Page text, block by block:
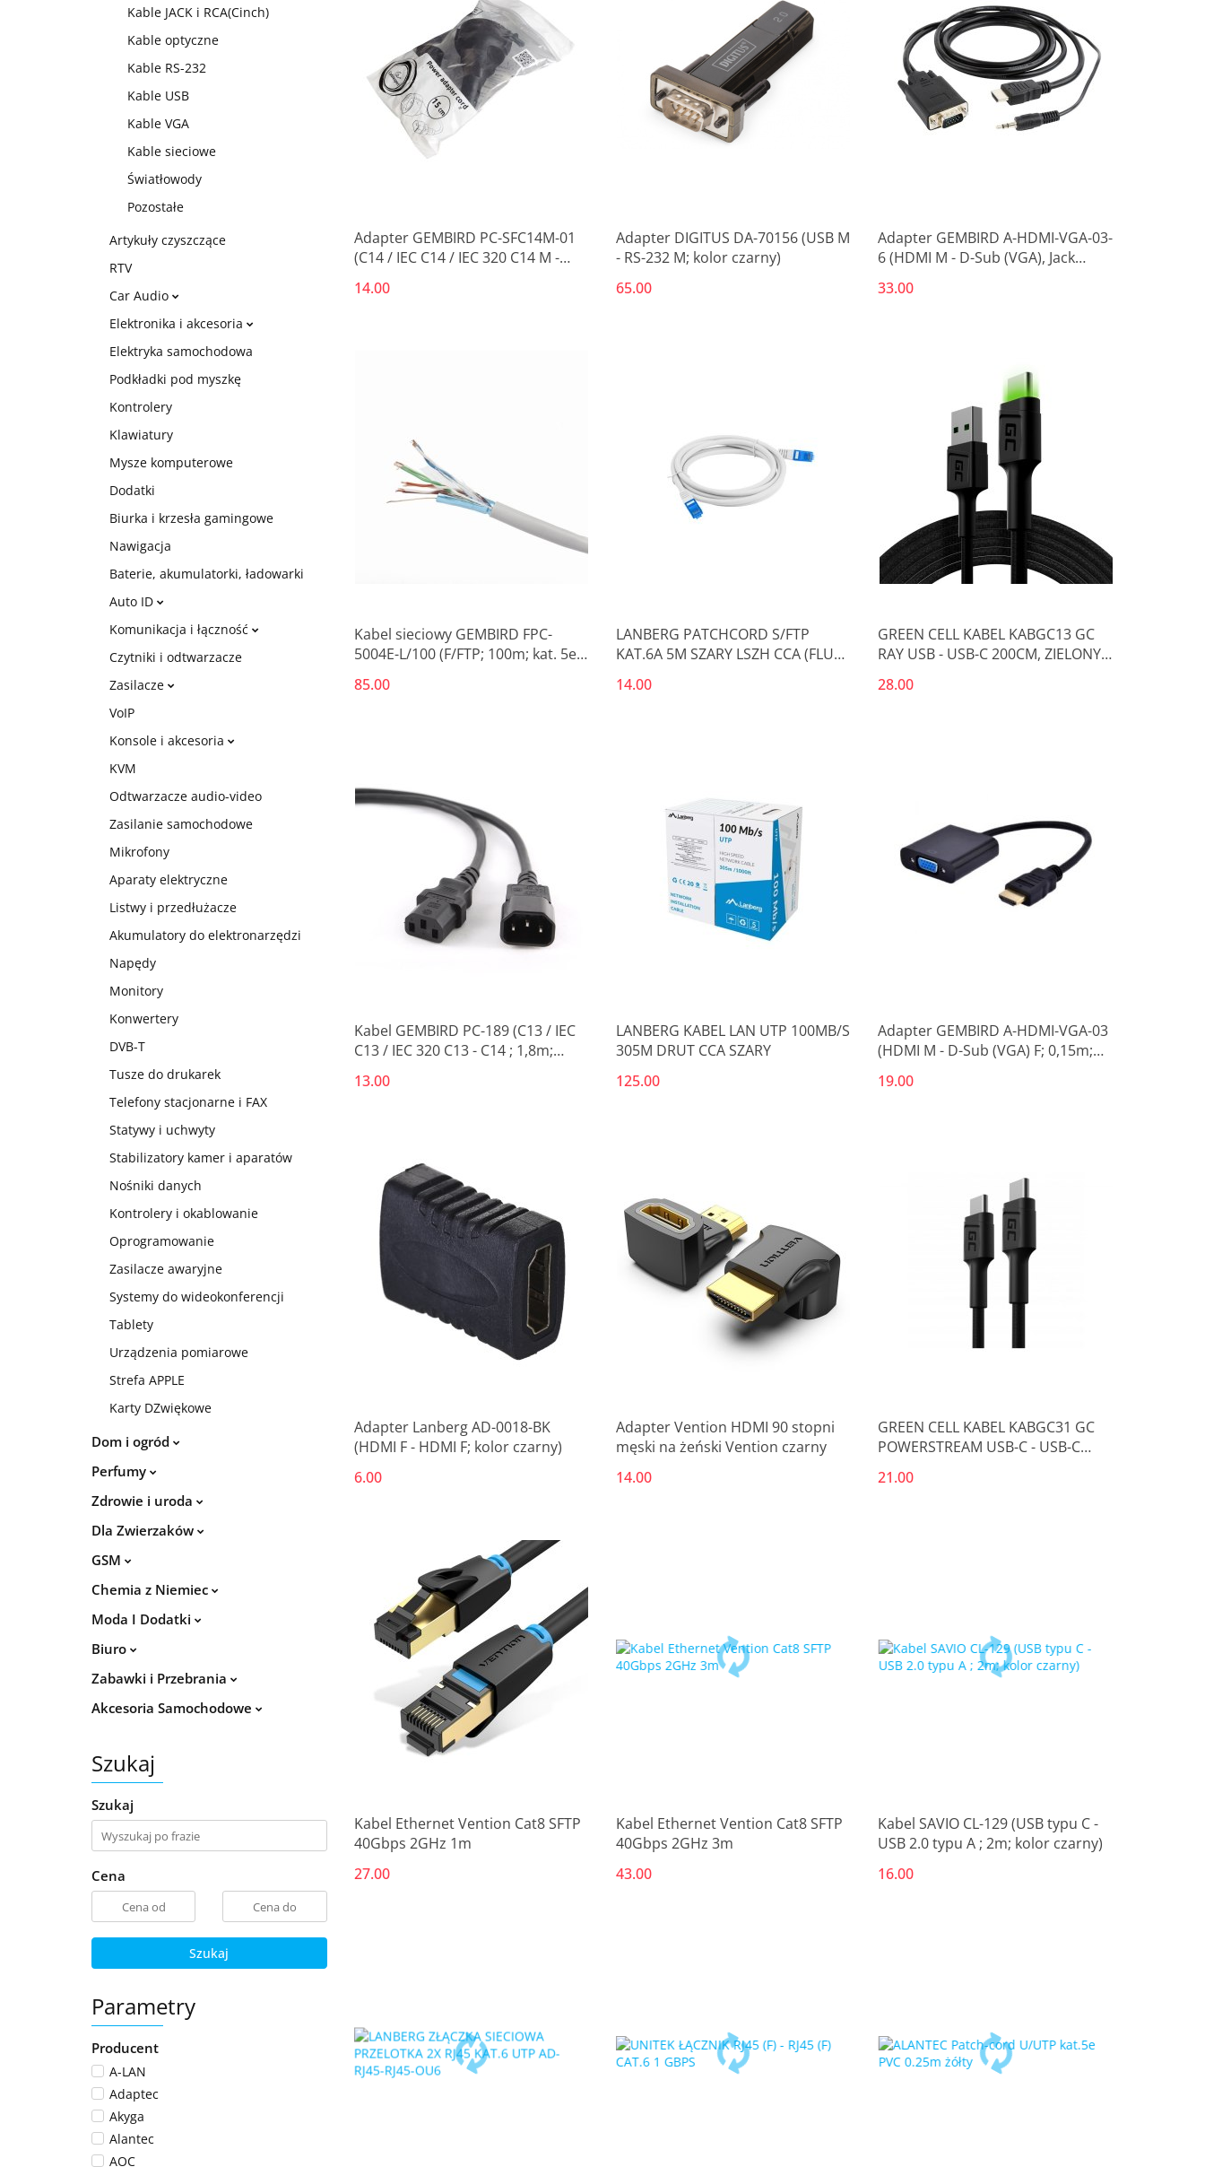
Kable JACK i RCA(Cinch)
Kable optyczne
Kable RS-232
Kable USB
Kable VGA
Kable sieciowe
Światłowody
Pozostałe
Artykuły czyszczące
RTV
Car Audio
Elektronika i akcesoria
Elektryka samochodowa
Podkładki pod myszkę
Kontrolery
Klawiatury
Mysze komputerowe
Dodatki
Biurka i krzesła gamingowe
Nawigacja
Baterie, akumulatorki, ładowarki
Auto ID
Komunikacja i łączność
Czytniki i odtwarzacze
Zasilacze
VoIP
Konsole i akcesoria
KVM
Odtwarzacze audio-video
Zasilanie samochodowe
Mikrofony
Aparaty elektryczne
Listwy i przedłużacze
Akumulatory do elektronarzędzi
Napędy
Monitory
Konwertery
DVB-T
Tusze do drukarek
Telefony stacjonarne i FAX
Statywy i uchwyty
Stabilizatory kamer i aparatów
Nośniki danych
Kontrolery i okablowanie
Oprogramowanie
Zasilacze awaryjne
Systemy do wideokonferencji
Tablety
Urządzenia pomiarowe
Strefa APPLE
Karty DZwiękowe
Dom i ogród
Perfumy
Zdrowie i uroda
Dla Zwierzaków
GSM
Chemia z Niemiec
Moda I Dodatki
Biuro
Zabawki i Przebrania
Akcesoria Samochodowe
Szukaj
Szukaj
Cena
Szukaj
Parametry
Producent
A-LAN
Adaptec
Akyga
Alantec
AOC
Adapter GEMBIRD PC-SFC14M-01
(C14 / IEC C14 / IEC 320 C14 M -
Schuko, Shuko F; 0,15m; kolor
czarny)
14.00
Adapter DIGITUS DA-70156 (USB M
- RS-232 M; kolor czarny)
65.00
Adapter GEMBIRD A-HDMI-VGA-03-
6 (HDMI M - D-Sub (VGA), Jack
stereo 3,5 mm M; 1,8m; kolor
czarny)
33.00
Kabel sieciowy GEMBIRD FPC-
5004E-L/100 (F/FTP; 100m; kat. 5e;
85.00
LANBERG PATCHCORD S/FTP
KAT.6A 5M SZARY LSZH CCA (FLUKE
14.00
GREEN CELL KABEL KABGC13 GC
RAY USB - USB-C 200CM, ZIELONY
CHARGE, QC 3.0
28.00
Kabel GEMBIRD PC-189 (C13 / IEC
C13 / IEC 320 C13 - C14 ; 1,8m;
13.00
LANBERG KABEL LAN UTP 100MB/S
305M DRUT CCA SZARY
125.00
Adapter GEMBIRD A-HDMI-VGA-03
(HDMI M - D-Sub (VGA) F; 0,15m;
19.00
Adapter Lanberg AD-0018-BK
(HDMI F - HDMI F; kolor czarny)
6.00
Adapter Vention HDMI 90 stopni
męski na żeński Vention czarny
14.00
GREEN CELL KABEL KABGC31 GC
POWERSTREAM USB-C - USB-C
ULTRA CHARGE, QC 3.0
21.00
Kabel Ethernet Vention Cat8 SFTP
40Gbps 2GHz 1m
27.00
Kabel Ethernet Vention Cat8 SFTP
40Gbps 2GHz 3m
43.00
Kabel SAVIO CL-129 (USB typu C -
USB 2.0 typu A ; 2m; kolor czarny)
16.00